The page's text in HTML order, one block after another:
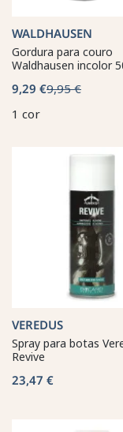
WALDHAUSEN
Gordura para couro
Waldhausen incolor
9,29 €9,95 €
1 cor
VEREDUS
Spray para botas
Revive
23,47 €